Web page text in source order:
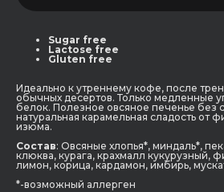
Sugar free
Lactose free
Gluten free
Идеально к утреннему кофе, после
обычных десертов. Только медленные
белок. Полезное овсяное печенье без
натуральная карамельная сладость от
изюма.
Состав: Овсяные хлопья*, миндаль*,
клюква, курага, крахмалл кукурузный,
лимон, корица, кардамон, имбирь,
*-возможный аллерген